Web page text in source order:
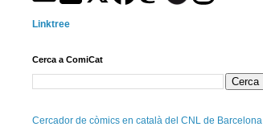
Linktree
Cerca a ComiCat
Cercador de còmics en català del CNL de Barcelona